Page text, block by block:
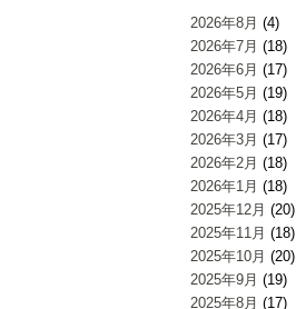
2026年8月 (4)
2026年7月 (18)
2026年6月 (17)
2026年5月 (19)
2026年4月 (18)
2026年3月 (17)
2026年2月 (18)
2026年1月 (18)
2025年12月 (20)
2025年11月 (18)
2025年10月 (20)
2025年9月 (19)
2025年8月 (17)